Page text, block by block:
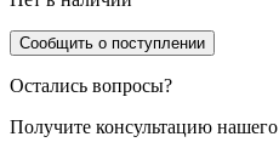
Сообщить о поступлении
Остались вопросы?
Получите консультацию